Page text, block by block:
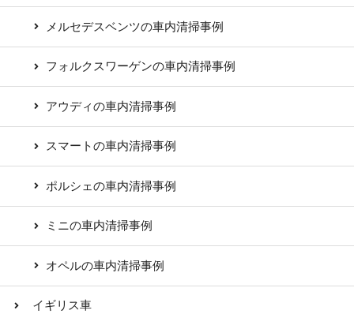
メルセデスベンツの車内清掃事例
フォルクスワーゲンの車内清掃事例
アウディの車内清掃事例
スマートの車内清掃事例
ポルシェの車内清掃事例
ミニの車内清掃事例
オペルの車内清掃事例
イギリス車